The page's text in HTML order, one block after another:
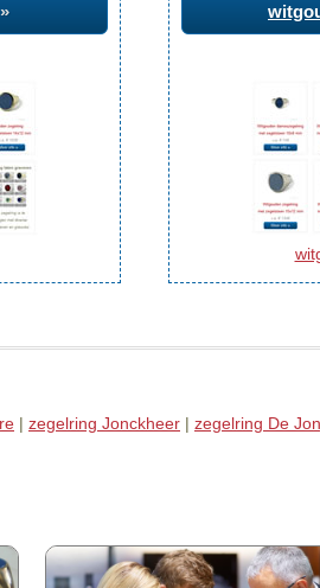
| zegelring Jonckheer | zegelring De